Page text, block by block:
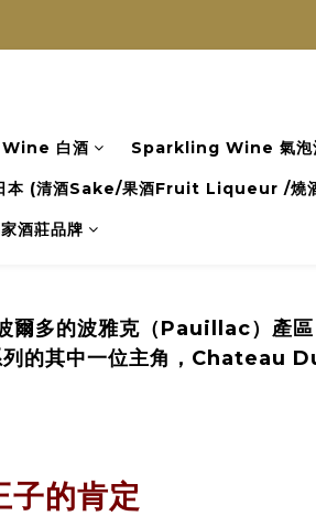
免費送貨
白酒 Sparkling Wine 氣泡
本 (清酒Sake/果酒Fruit Liqueur /燒
酒莊品牌
的波雅克（Pauillac）產區
列的其中一位主角，Chateau
子的肯定